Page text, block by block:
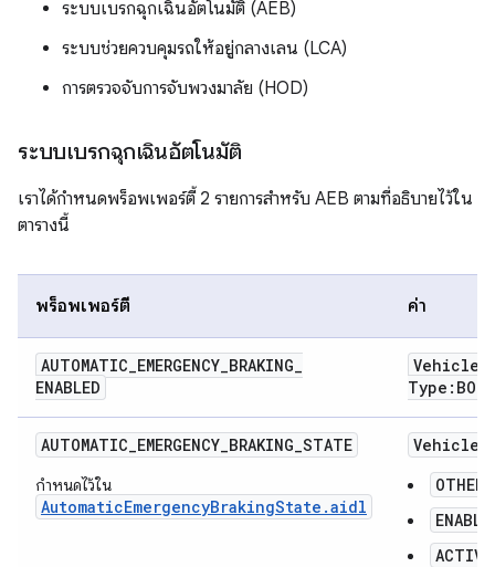
ระบบเบรกฉุกเฉินอัตโนมัติ (AEB)
ระบบช่วยควบคุมรถให้อยู่กลางเลน (LCA)
การตรวจจับการจับพวงมาลัย (HOD)
ระบบเบรกฉุกเฉินอัตโนมัติ
เราได้กำหนดพร็อพเพอร์ตี้ 2 รายการสำหรับ AEB ตามที่อธิบายไว้ใน
ตารางนี้
พร็อพเพอร์ตี้ ค่า
AUTOMATIC EMERGENCY BRAKING
ENABLED
Vehicle
AUTOMATIC_EMERGENCY_BRAKING_STATE
กำหนดไว้ใน
AutomaticEmergencyBrakingState.aidl
OTHER